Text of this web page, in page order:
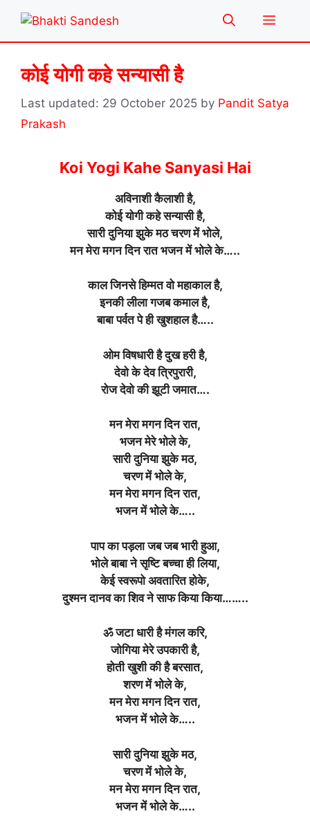
content
Menu
कोई योगी कहे सन्यासी है
29 October 2025 by Pandit Satya
Prakash
Koi Yogi Kahe Sanyasi Hai
अविनाशी कैलाशी है,
कोई योगी कहे सन्यासी है,
सारी दुनिया झुके मठ चरण में भोले,
मन मेरा मगन दिन रात भजन में भोले के…..
काल जिनसे हिम्मत वो महाकाल है,
इनकी लीला गजब कमाल है,
बाबा पर्वत पे ही खुशहाल है…..
ओम विषधारी है दुख हरी है,
देवो के देव त्रिपुरारी,
रोज देवो की झूटी जमात….
मन मेरा मगन दिन रात,
भजन मेरे भोले के,
सारी दुनिया झुके मठ,
चरण में भोले के,
मन मेरा मगन दिन रात,
भजन में भोले के…..
पाप का पड़ला जब जब भारी हुआ,
भोले बाबा ने सृष्टि बच्चा ही लिया,
केई स्वरूपो अवतारित होके,
दुश्मन दानव का शिव ने साफ किया किया……..
ॐ जटा धारी है मंगल करि,
जोगिया मेरे उपकारी है,
होती खुशी की है बरसात,
शरण में भोले के,
मन मेरा मगन दिन रात,
भजन में भोले के…..
सारी दुनिया झुके मठ,
चरण में भोले के,
मन मेरा मगन दिन रात,
भजन में भोले के…..